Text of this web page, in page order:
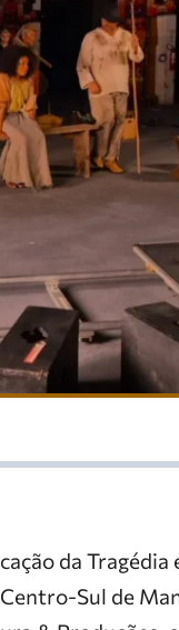
da Tragédia
Sul de